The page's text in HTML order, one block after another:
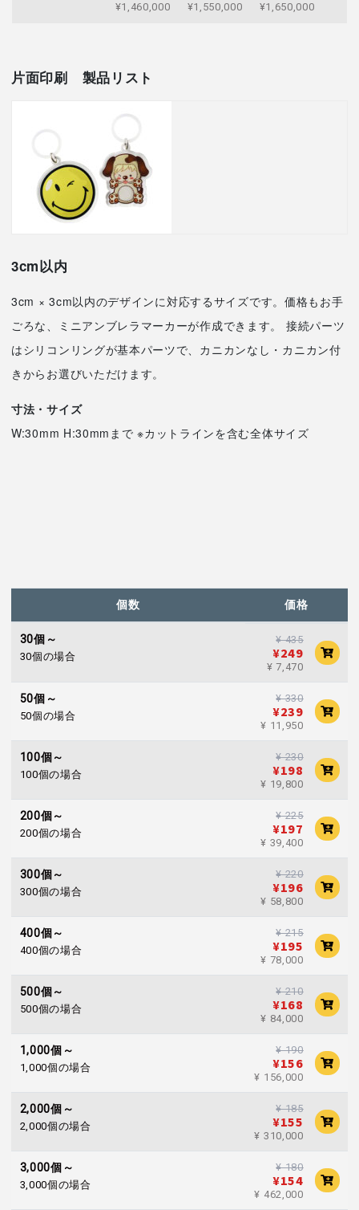
¥1,460,000 ¥1,550,000 ¥1,650,000
片面印刷 製品リスト
3cm以内
3cm × 3cm以内のデザインに対応するサイズです。価格もお手
ごろな、ミニアンブレラマーカーが作成できます。 接続パーツ
はシリコンリングが基本パーツで、カニカンなし・カニカン付
きからお選びいただけます。
寸法・サイズ
W:30mm H:30mmまで ※カットラインを含む全体サイズ
個数 価格
30個～
30個の場合
¥ 435
¥249
¥ 7,470
50個～
50個の場合
¥ 330
¥239
¥ 11,950
100個～
100個の場合
¥ 230
¥198
¥ 19,800
200個～
200個の場合
¥ 225
¥197
¥ 39,400
300個～
300個の場合
¥ 220
¥196
¥ 58,800
400個～
400個の場合
¥ 215
¥195
¥ 78,000
500個～
500個の場合
¥ 210
¥168
¥ 84,000
1,000個～
1,000個の場合
¥ 190
¥156
¥ 156,000
2,000個～
2,000個の場合
¥ 185
¥155
¥ 310,000
3,000個～
3,000個の場合
¥ 180
¥154
¥ 462,000